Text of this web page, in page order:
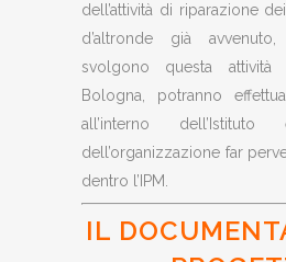
dell’attività di riparazione
d’altronde già
svolgono questa attività
Bologna, potranno
all’interno
dell’organizzazione far
dentro l’IPM.
IL